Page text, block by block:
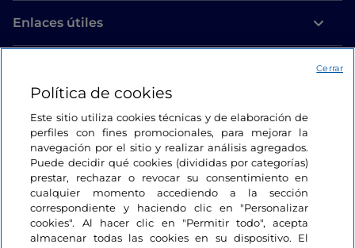
Enlaces útiles
Estamos en contacto
Política de cookies
Este sitio utiliza cookies técnicas y de elaboración de
perfiles con fines promocionales, para mejorar la
navegación por el sitio y realizar análisis agregados.
Puede decidir qué cookies (divididas por categorías)
prestar, rechazar o revocar su consentimiento en
cualquier momento accediendo a la sección
correspondiente y haciendo clic en "Personalizar
cookies". Al hacer clic en "Permitir todo", acepta
almacenar todas las cookies en su dispositivo. El
Cerrar